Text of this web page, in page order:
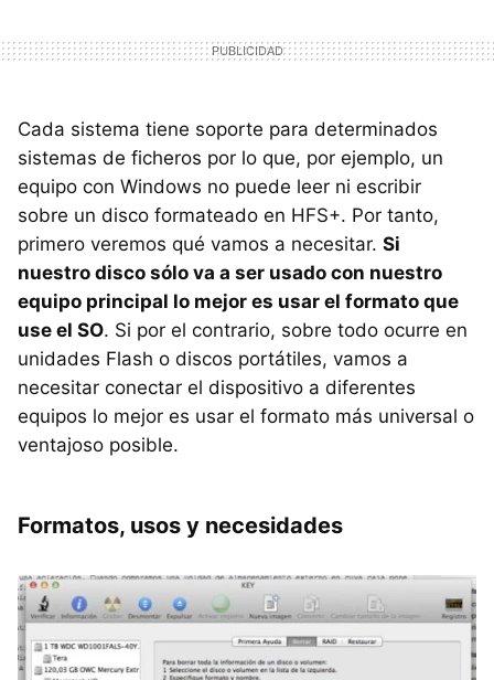
Cada sistema tiene soporte para determinados
sistemas de ficheros por lo que, por ejemplo, un
equipo con Windows no puede leer ni escribir
sobre un disco formateado en HFS+. Por tanto,
primero veremos qué vamos a necesitar. Si
nuestro disco sólo va a ser usado con nuestro
equipo principal lo mejor es usar el formato que
use el SO. Si por el contrario, sobre todo ocurre en
unidades Flash o discos portátiles, vamos a
necesitar conectar el dispositivo a diferentes
equipos lo mejor es usar el formato más universal o
ventajoso posible.
Formatos, usos y necesidades